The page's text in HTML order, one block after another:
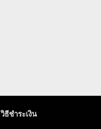
วิธีชำระเงิน